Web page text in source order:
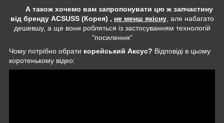
А також хочемо вам запропонувати цю ж запчастину
від бренду ACSUSS (Корея) , не менш якісну, але набагато
дешевшу, а ще вони робляться із застосуванням технологій
"посилення"
Чому потрібно обрати корейський Аксус? Відповіді в цьому
коротенькому відео: